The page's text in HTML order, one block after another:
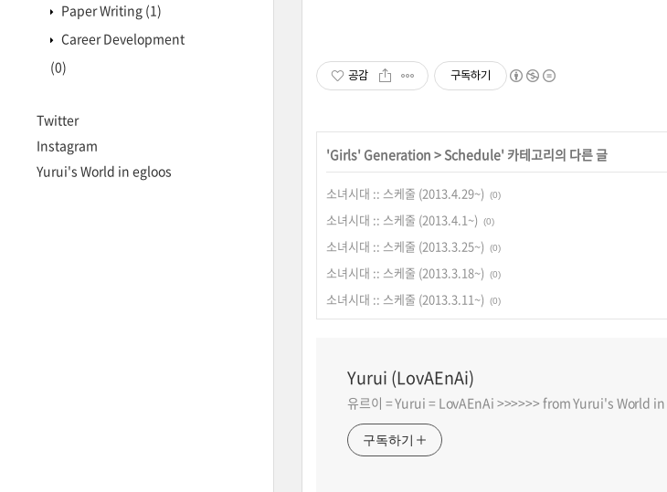
Paper Writing (1)
Career Development
(0)
Twitter
Instagram
Yurui's World in egloos
공감 구독하기
'Girls' Generation > Schedule' 카테고리의 다른 글
소녀시대 :: 스케줄 (2013.4.29~) (0)
소녀시대 :: 스케줄 (2013.4.1~)
(0)
소녀시대 :: 스케줄 (2013.3.25~)
(0)
소녀시대 :: 스케줄 (2013.3.18~)
(0)
소녀시대 :: 스케줄 (2013.3.11~)
(0)
Yurui (LovAEnAi)
유르이 = Yurui = LovAEnAi >>>>>> from Yurui's
구독하기